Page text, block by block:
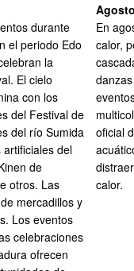
durante
el periodo Edo
la
El cielo
con los
del Festival de
del río Sumida
del
de
otros. Las
mercadillos y
Los eventos
celebraciones
ofrecen
Agosto
En
calor,
oficial
calor.